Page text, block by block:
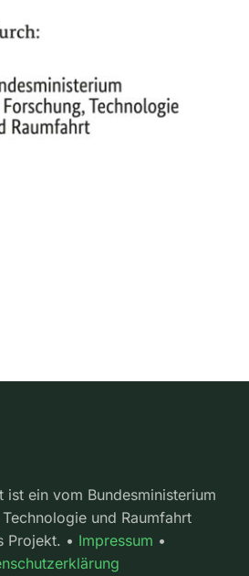
ein vom Bundesministerium
und Raumfahrt
Projekt. • Impressum •